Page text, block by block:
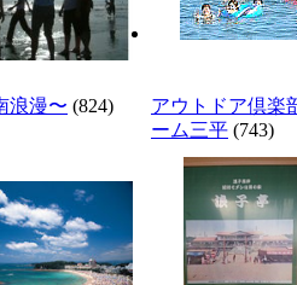
浪漫〜 (824)
アウトドア倶楽
ーム三平 (743)